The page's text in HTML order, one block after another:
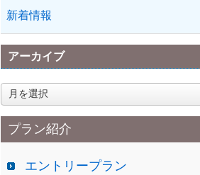
新着情報
アーカイブ
ア
ー
カ
イプラン紹介
エントリープラン